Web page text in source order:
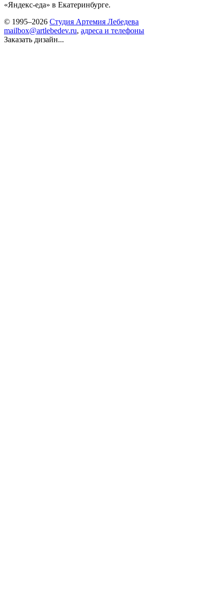
«Яндекс-еда» в Екатеринбурге.
© 1995–2026 Студия Артемия Лебедева
mailbox@artlebedev.ru, адреса и телефоны
Заказать дизайн...